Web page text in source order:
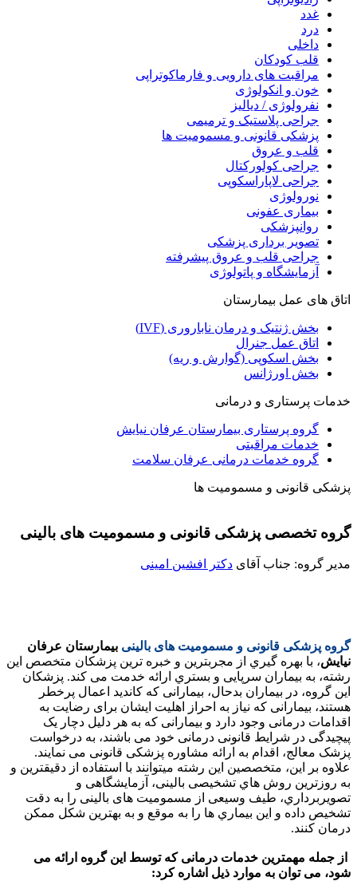
غدد
درد
داخلی
قلب کودکان
مراقبت های دارویی و فارماکوتراپی
خون و انکولوژی
نفرولوژی / دیالیز
جراحی پلاستیک و ترمیمی
پزشکی قانونی و مسمومیت ها
قلب و عروق
جراحی کولورکتال
جراحی لاپاراسکوپی
نورولوژی
بیماری عفونی
روانپزشکی
تصویر برداری پزشکی
جراحی قلب و عروق پیشرفته
آزمایشگاه و پاتولوژی
اتاق های عمل بیمارستان
بخش ژنتیک و درمان ناباروری (IVF)
اتاق عمل جنرال
بخش اسکوپی (گوارش و ریه)
بخش اورژانس
خدمات پرستاری و درمانی
گروه پرستاری بیمارستان عرفان نیایش
خدمات مراقبتی
گروه خدمات درمانی عرفان سلامت
پزشکی قانونی و مسمومیت ها
گروه تخصصی پزشکی قانونی و مسمومیت های بالینی
مدیر گروه: جناب آقای دکتر افشین امینی
گروه پزشکی قانونی و مسمومیت های بالینی بیمارستان عرفان
نیایش، با بهره گیري از مجربترین و خبره ترین پزشکان متخصص این
رشته، به بیماران سرپایی و بستري ارائه خدمت می کند. پزشکان
این گروه، در بیماران بدحال، بیمارانی که کاندید اعمال پرخطر
هستند، بیمارانی که نیاز به احراز اهلیت ایشان برای رضایت به
اقدامات درمانی وجود دارد و بیمارانی که به هر دلیل دچار یک
پیچیدگی در شرایط قانونی درمانی خود می باشند، به درخواست
پزشک معالج، اقدام به ارائه مشاوره پزشکی قانونی می نمایند.
علاوه بر این، متخصصین این رشته میتوانند با استفاده از دقیقترین و
به روزترین روش هاي تشخیصی بالینی، آزمایشگاهی و
تصویربرداري، طیف وسیعی از مسمومیت های بالینی را به دقت
تشخیص داده و این بیماري ها را به موقع و به بهترین شکل ممکن
درمان کنند.
از جمله مهمترین خدمات درمانی که توسط این گروه ارائه می
شود، می توان به موارد ذیل اشاره کرد: